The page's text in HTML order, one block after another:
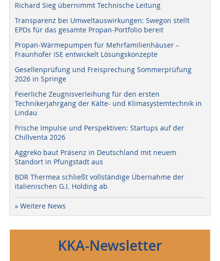
Richard Sieg übernimmt Technische Leitung
Transparenz bei Umweltauswirkungen: Swegon stellt
EPDs für das gesamte Propan-Portfolio bereit
Propan-Wärmepumpen für Mehrfamilienhäuser –
Fraunhofer ISE entwickelt Lösungskonzepte
Gesellenprüfung und Freisprechung Sommerprüfung
2026 in Springe
Feierliche Zeugnisverleihung für den ersten
Technikerjahrgang der Kälte- und Klimasystemtechnik in
Lindau
Frische Impulse und Perspektiven: Startups auf der
Chillventa 2026
Aggreko baut Präsenz in Deutschland mit neuem
Standort in Pfungstadt aus
BDR Thermea schließt vollständige Übernahme der
italienischen G.I. Holding ab
» Weitere News
KKA-Newsletter